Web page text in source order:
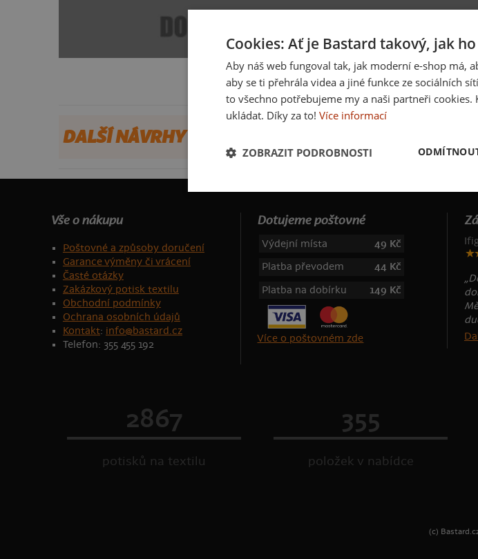
DALŠÍ NÁVRHY OD LUCIAS
Vše o nákupu
Poštovné a způsoby doručení
Garance výměny či vrácení
Časté otázky
Zakázkový potisk textilu
Obchodní podmínky
Ochrana osobních údajů
Kontakt: info@bastard.cz
Telefon: 355 455 192
Dotujeme poštovné
Výdejní místa
49 Kč
Platba převodem
44 Kč
Platba na dobírku
149 Kč
Více o poštovném zde
2867
potisků na textilu
355
položek v nabídce
(c)
Cookies: Ať je Bastard takový, jak
Aby náš web fungoval tak, jak moderní e-shop má,
aby se ti přehrála videa a jiné funkce ze sociálních
to všechno potřebujeme my a naši partneři
ukládat. Díky za to! Více informací
ZOBRAZIT PODROBNOSTI